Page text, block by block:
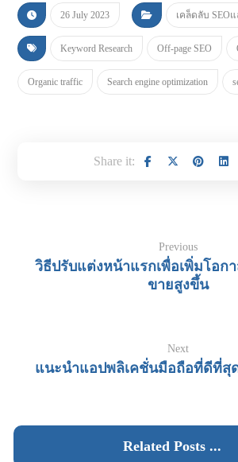
26 July 2023 เคล็ดลับ SEOแ
Keyword Research Off-page SEO
Organic traffic Search engine optimization
Previous
วิธีปรับแต่งหน้าแรกเพื่อเพิ่มโอก
ขายสูงขึ้น
Next
แนะนำแอปพลิเคชั่นมือถือที่ดีที่สุ
Related Posts ...